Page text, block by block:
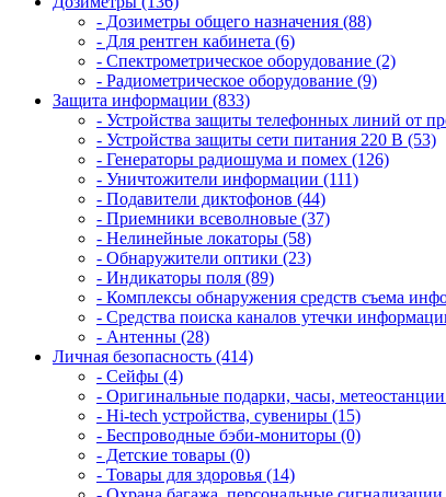
- Дозиметры общего назначения (88)
- Для рентген кабинета (6)
- Спектрометрическое оборудование (2)
- Радиометрическое оборудование (9)
Защита информации (833)
- Устройства защиты телефонных линий от
- Устройства защиты сети питания 220 В (53)
- Генераторы радиошума и помех (126)
- Уничтожители информации (111)
- Подавители диктофонов (44)
- Приемники всеволновые (37)
- Нелинейные локаторы (58)
- Обнаружители оптики (23)
- Индикаторы поля (89)
- Комплексы обнаружения средств съема
- Средства поиска каналов утечки
- Антенны (28)
Личная безопасность (414)
- Сейфы (4)
- Оригинальные подарки, часы,
- Hi-tech устройства, сувениры (15)
- Беспроводные бэби-мониторы (0)
- Детские товары (0)
- Товары для здоровья (14)